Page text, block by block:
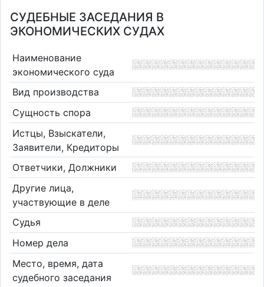
СУДЕБНЫЕ ЗАСЕДАНИЯ В
ЭКОНОМИЧЕСКИХ СУДАХ
Наименование
экономического суда
Вид производства
Сущность спора
Истцы, Взыскатели,
Заявители, Кредиторы
Ответчики, Должники
Другие лица,
участвующие в деле
Судья
Номер дела
Место, время, дата
судебного заседания